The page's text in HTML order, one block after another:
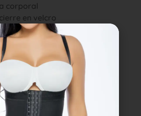
corporal
en velcro
bandas elásticas que ayudan a
compresión